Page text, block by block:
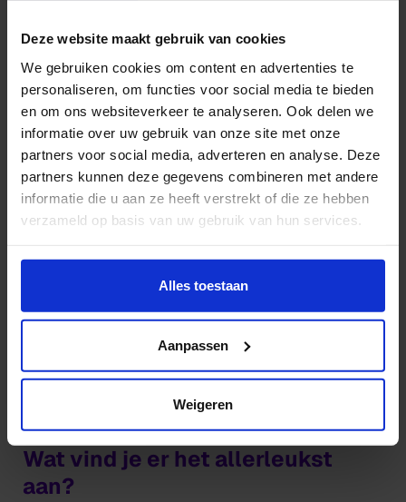
Deze website maakt gebruik van cookies
We gebruiken cookies om content en advertenties te
personaliseren, om functies voor social media te bieden
en om ons websiteverkeer te analyseren. Ook delen we
informatie over uw gebruik van onze site met onze
partners voor social media, adverteren en analyse. Deze
partners kunnen deze gegevens combineren met andere
informatie die u aan ze heeft verstrekt of die ze hebben
verzameld op basis van uw gebruik van hun services.
Wil je meer weten of de voorkeur aanpassen, bekijk dan
https://www.hku.nl/privacy-statement-en-
Alles toestaan
Aanpassen
Weigeren
model natekenen. Dat heeft even niks met techniek te
maken maar je leert je wel de basis. Skills. Je leert
naar perspectief te kijken. Lichtval. Kijken naar iets en
omzetten naar een werk. Photoshop lijkt hier
bijvoorbeeld heel erg op. Hoeken, schaduwen, licht.
Met model tekenen leer je dat.
Past Interactive Performance
Het is super toekomstgericht. Door deze opleiding
krijgen wij de kans om met science fiction-achtige
hologrammen. Dat soort dingen. Daardoor hebben wij
een goede kans om na onze studie aan een baan te
komen of die zelf te creëren.
Wat vind je er het allerleukst
aan?